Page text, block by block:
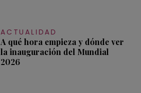
ACTUALIDAD
A qué hora empieza y dónde ver
la inauguración del Mundial
2026